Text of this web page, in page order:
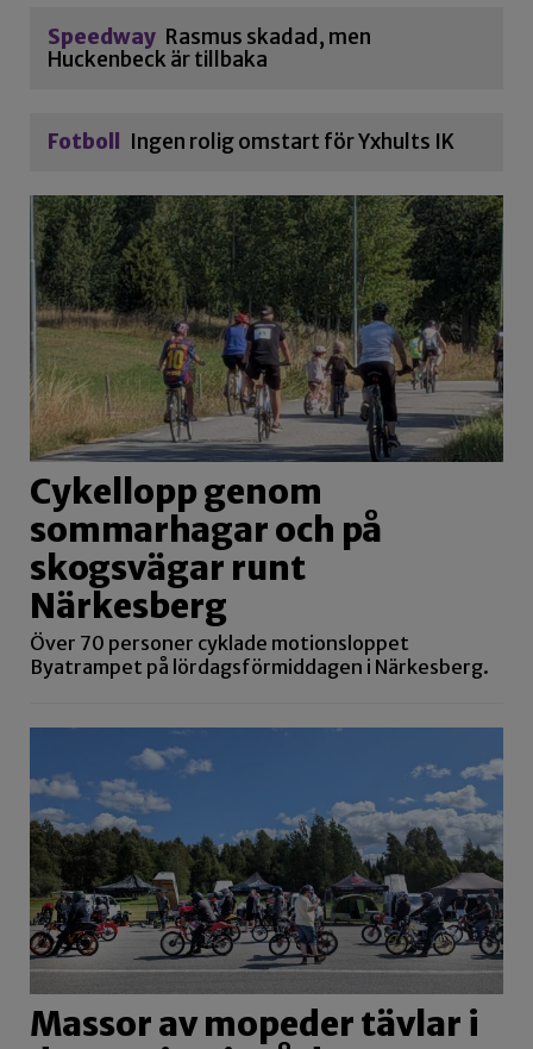
Speedway Rasmus skadad, men
Huckenbeck är tillbaka
Fotboll Ingen rolig omstart för Yxhults IK
Cykellopp genom
sommarhagar och på
skogsvägar runt
Närkesberg
Över 70 personer cyklade motionsloppet
Byatrampet på lördagsförmiddagen i Närkesberg.
Massor av mopeder tävlar i